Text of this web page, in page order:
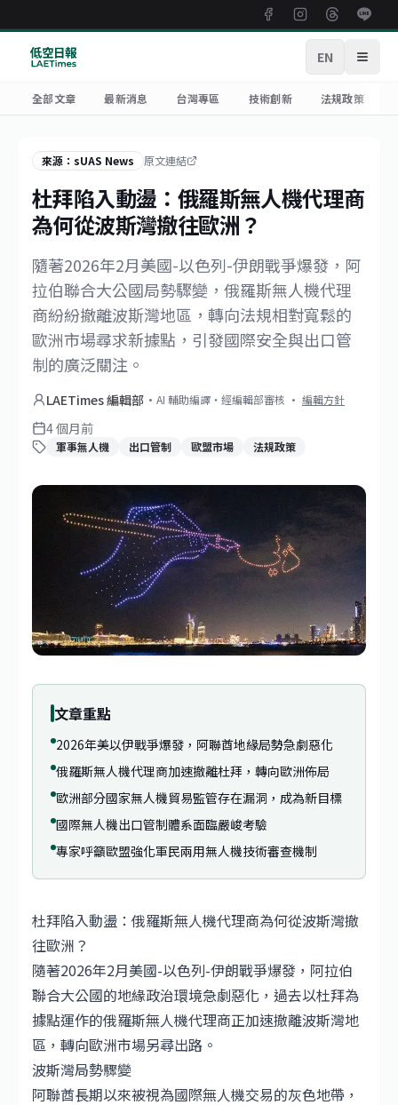
EN 開啟
全部文章 最新消息 台灣專區 技術創新 法規政策
來源：sUAS News 原文連結
杜拜陷入動盪：俄羅斯無人機代理商
為何從波斯灣撤往歐洲？
隨著2026年2月美國-以色列-伊朗戰爭爆發，阿
拉伯聯合大公國局勢驟變，俄羅斯無人機代理
商紛紛撤離波斯灣地區，轉向法規相對寬鬆的
歐洲市場尋求新據點，引發國際安全與出口管
制的廣泛關注。
LAETimes 編輯部 · AI 輔助編譯・經編輯部審核 · 編輯方針
4 個月前
軍事無人機 出口管制 歐盟市場 法規政策
文章重點
2026年美以伊戰爭爆發，阿聯酋地緣局勢急劇惡化
俄羅斯無人機代理商加速撤離杜拜，轉向歐洲佈局
歐洲部分國家無人機貿易監管存在漏洞，成為新目標
國際無人機出口管制體系面臨嚴峻考驗
專家呼籲歐盟強化軍民兩用無人機技術審查機制
杜拜陷入動盪：俄羅斯無人機代理商為何從波斯灣撤
往歐洲？
隨著2026年2月美國-以色列-伊朗戰爭爆發，阿拉伯
聯合大公國的地緣政治環境急劇惡化，過去以杜拜為
據點運作的俄羅斯無人機代理商正加速撤離波斯灣地
區，轉向歐洲市場另尋出路。
波斯灣局勢驟變
阿聯酋長期以來被視為國際無人機交易的灰色地帶，